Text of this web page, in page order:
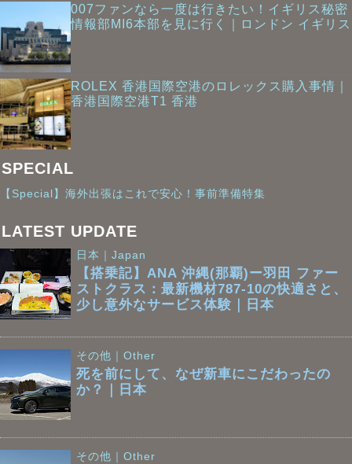
007ファンなら一度は行きたい！イギリス秘密
情報部MI6本部を見に行く｜ロンドン イギリス
ROLEX 香港国際空港のロレックス購入事情｜
香港国際空港T1 香港
SPECIAL
【Special】海外出張はこれで安心！事前準備特集
LATEST UPDATE
日本｜Japan
【搭乗記】ANA 沖縄(那覇)ー羽田 ファー
ストクラス：最新機材787-10の快適さと、
少し意外なサービス体験｜日本
その他｜Other
死を前にして、なぜ新車にこだわったの
か？｜日本
その他｜Other